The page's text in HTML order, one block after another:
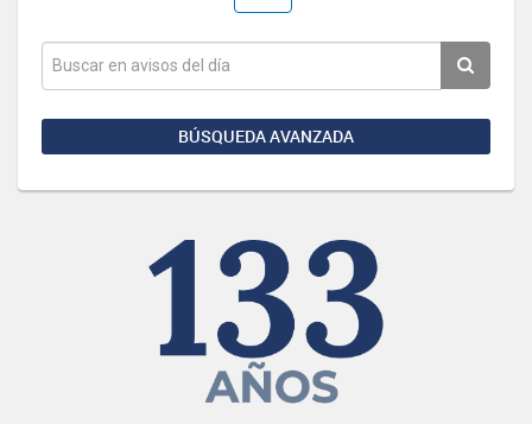
BÚSQUEDA AVANZADA